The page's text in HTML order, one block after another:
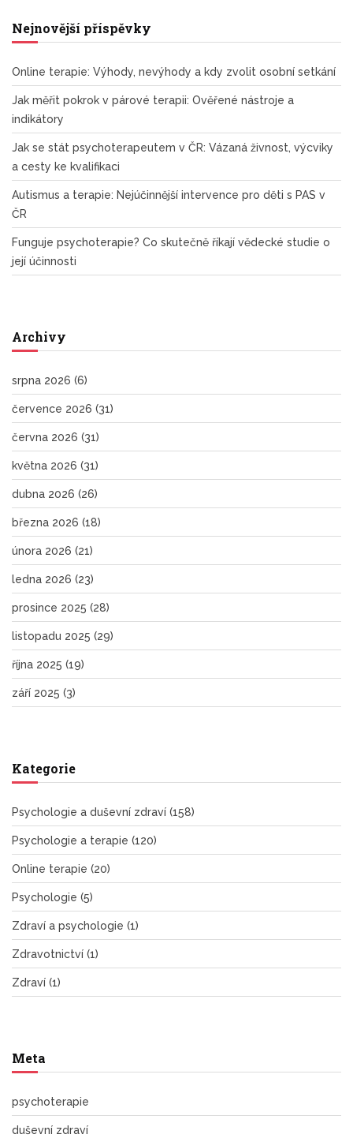
Nejnovější příspěvky
Online terapie: Výhody, nevýhody a kdy zvolit osobní setkání
Jak měřit pokrok v párové terapii: Ověřené nástroje a
indikátory
Jak se stát psychoterapeutem v ČR: Vázaná živnost, výcviky
a cesty ke kvalifikaci
Autismus a terapie: Nejúčinnější intervence pro děti s PAS v
ČR
Funguje psychoterapie? Co skutečně říkají vědecké studie o
její účinnosti
Archivy
srpna 2026 (6)
července 2026 (31)
června 2026 (31)
května 2026 (31)
dubna 2026 (26)
března 2026 (18)
února 2026 (21)
ledna 2026 (23)
prosince 2025 (28)
listopadu 2025 (29)
října 2025 (19)
září 2025 (3)
Kategorie
Psychologie a duševní zdraví (158)
Psychologie a terapie (120)
Online terapie (20)
Psychologie (5)
Zdraví a psychologie (1)
Zdravotnictví (1)
Zdraví (1)
Meta
psychoterapie
duševní zdraví